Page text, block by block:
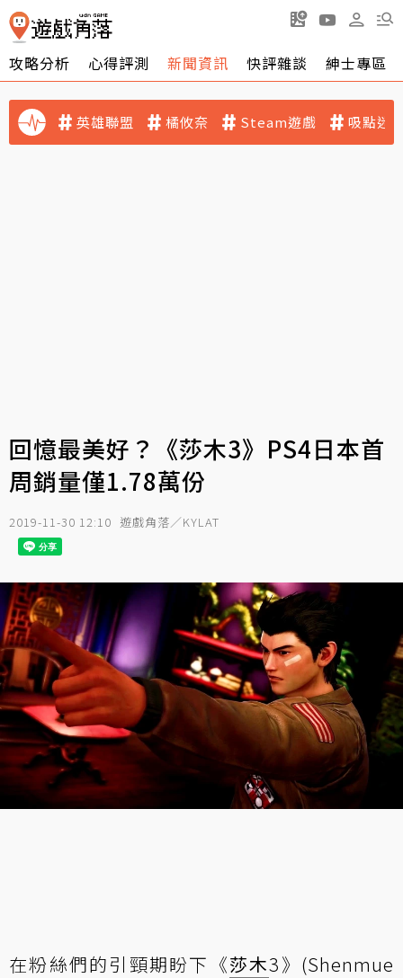
攻略分析 心得評測 新聞資訊 快評雜談 紳士專區
英雄聯盟 橘攸奈 Steam遊戲 吸點迷
回憶最美好？《莎木3》PS4日本首
周銷量僅1.78萬份
2019-11-30 12:10 遊戲角落／KYLAT
在粉絲們的引頸期盼下《莎木3》(Shenmue